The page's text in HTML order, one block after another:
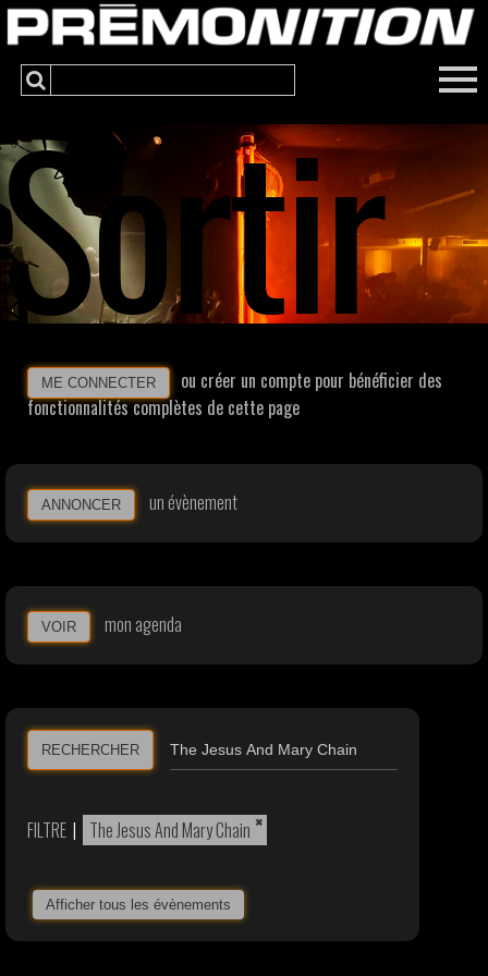
Sortir
ME CONNECTER
ou créer un compte pour bénéficier des
fonctionnalités complètes de cette page
ANNONCER un évènement
VOIR mon agenda
RECHERCHER
FILTRE | ×
The Jesus And Mary Chain
Afficher tous les évènements